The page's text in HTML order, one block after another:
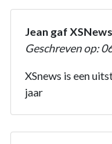
Jean gaf
Geschreven op:
XSnews is een
jaar